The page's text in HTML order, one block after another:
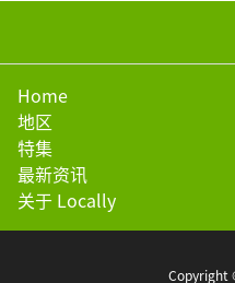
Home
地区
特集
最新资讯
关于 Locally
Copyright